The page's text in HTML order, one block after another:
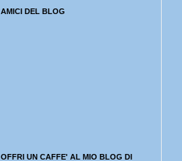
AMICI DEL BLOG
OFFRI UN CAFFE' AL MIO BLOG DI